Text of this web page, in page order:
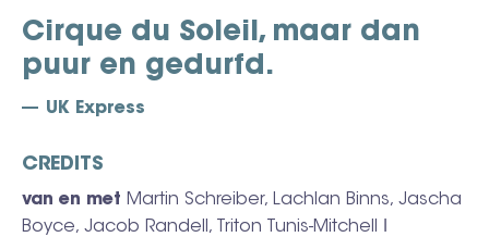
Cirque du Soleil, maar dan
puur en gedurfd.
UK Express
CREDITS
van en met Martin Schreiber, Lachlan Binns, Jascha
Boyce, Jacob Randell, Triton Tunis-Mitchell ǀ